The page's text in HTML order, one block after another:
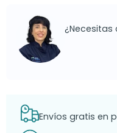
¿Necesitas
Envíos gratis en